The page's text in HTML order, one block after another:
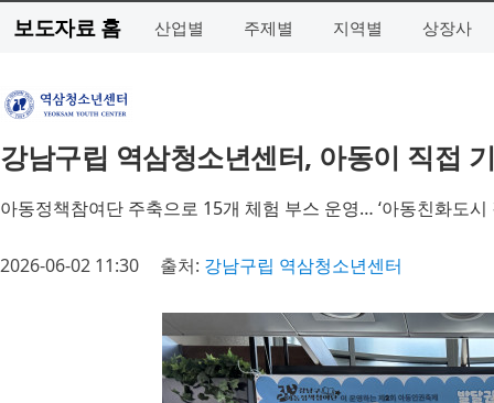
보도자료 홈 산업별 주제별 지역별 상장사
강남구립 역삼청소년센터, 아동이 직접
아동정책참여단 주축으로 15개 체험 부스 운영… ‘아동친화도시
2026-06-02 11:30 출처: 강남구립 역삼청소년센터